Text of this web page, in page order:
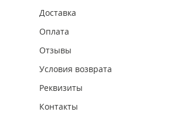
Доставка
Оплата
Отзывы
Условия возврата
Реквизиты
Контакты